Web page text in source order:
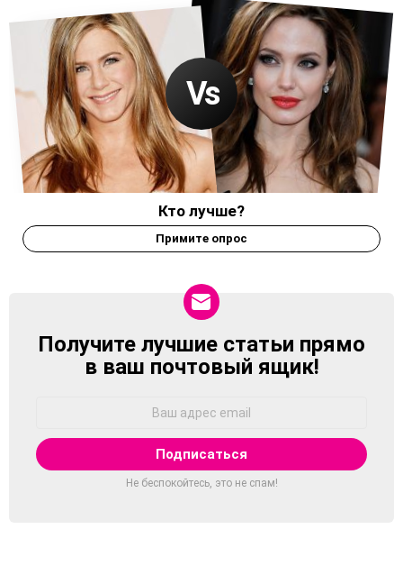
Кто лучше?
Примите опрос
NEWSLETTER
Получите лучшие статьи прямо
в ваш почтовый ящик!
Не беспокойтесь, это не спам!